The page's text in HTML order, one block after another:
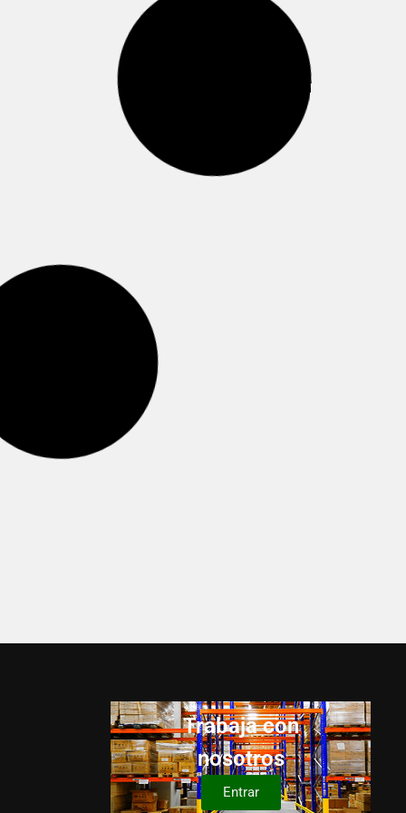
Nuevos Modelos de Papeleras
Nuevos modelos de papeleras para
recogida selectiva y reciclaje.
Personalizables. Para Comercios, Colegios,